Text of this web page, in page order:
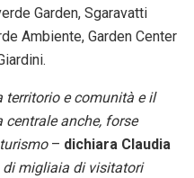
Garden, Sgaravatti
Ambiente, Garden Center
territorio e comunità e il
anche, forse
– dichiara Claudia
migliaia di visitatori